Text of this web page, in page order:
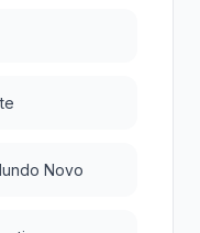
Novo